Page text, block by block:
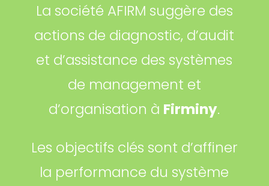
La société AFIRM suggère des
actions de diagnostic, d’audit
et d’assistance des systèmes
de management et
d’organisation à Firminy.
Les objectifs clés sont d’affiner
la performance du système